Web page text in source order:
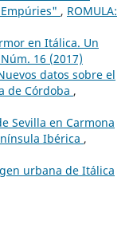
, ROMULA:
en Itálica. Un
16 (2017)
datos sobre el
de Córdoba ,
Sevilla en Carmona
Ibérica ,
urbana de Itálica